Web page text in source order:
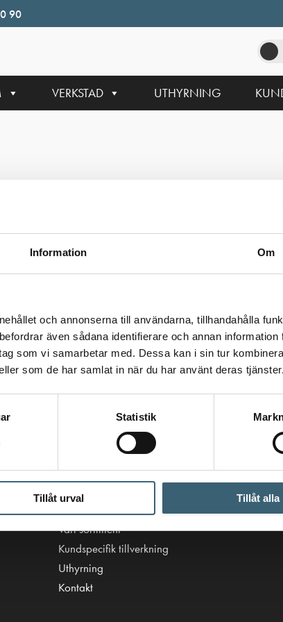
Information Om
och annonserna till användarna, tillhandahålla
även sådana identifierare och annan information
som vi samarbetar med. Dessa kan i sin tur
som de har samlat in när du har använt deras tjänster.
Statistik
Tillåt urval Tillåt alla
90
VERKSTAD UTHYRNING
Viktiga länkar
Tillgänglighetsredogörelse
Vårt sortiment
Kundspecifik tillverkning
Uthyrning
Kontakt